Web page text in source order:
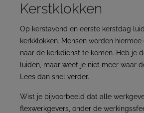
Kerstklokken
Op kerstavond en eerste kerstdag
kerkklokken. Mensen worden
naar de kerkdienst te komen. Heb je
luiden, maar weet je niet meer waar
Lees dan snel verder.
Wist je bijvoorbeeld dat alle
flexwerkgevers, onder de